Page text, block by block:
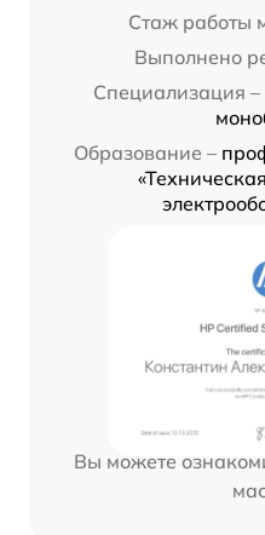
Стаж работы
Выполнено
Специализация –
Образование –
Вы можете